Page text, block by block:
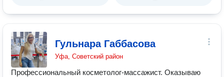
Гульнара Габбасова
Уфа, Советский район
Профессиональный косметолог-массажист. Оказываю